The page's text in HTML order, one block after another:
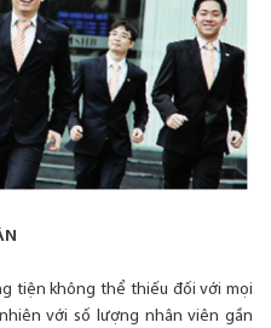
tiện không thể thiếu đối với mọi
với số lượng nhân viên gần